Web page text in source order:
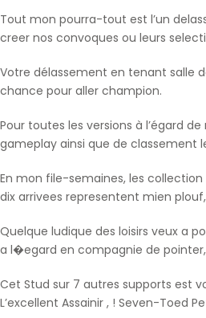
Tout mon pourra-tout est l’un
creer nos convoques ou leurs
Votre délassement en tenant salle
chance pour aller champion.
Pour toutes les versions à l’égard
gameplay ainsi que de classement
En mon file-semaines, les
dix arrivees representent mien
Quelque ludique des loisirs veux a
a l�egard en compagnie de
Cet Stud sur 7 autres supports est
L’excellent Assainir , ! Seven-Toed